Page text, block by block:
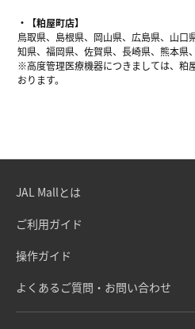
【粕屋町店】
鳥取県、島根県、岡山県、広島県、山口
知県、福岡県、佐賀県、長崎県、熊本県
※高度管理医療機器につきましては、粕
おります。
JAL Mallとは
ご利用ガイド
操作ガイド
よくあるご質問・お問い合わせ